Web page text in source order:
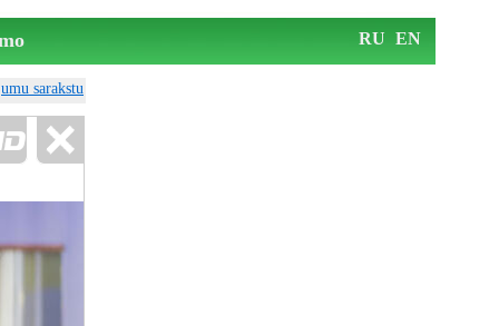
RU EN
sarakstu